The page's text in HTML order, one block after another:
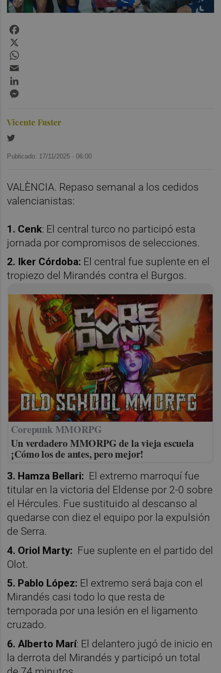
Vicente Fuster
Publicado: 17/11/2025 ·06:00
VALÈNCIA. Repaso semanal a los cedidos
valencianistas:
1. Cenk: El central turco no participó esta
jornada por compromisos de selecciones.
2. Iker Córdoba: El central fue suplente en el
tropiezo del Mirandés contra el Burgos.
Corepunk MMORPG
Un verdadero MMORPG de la vieja escuela
¡Cómo los de antes, pero mejor!
3. Hamza Bellari: El extremo marroquí fue
titular en la victoria del Eldense por 2-0 sobre
el Hércules. Fue sustituido al descanso al
quedarse con diez el equipo por la expulsión
de Serra.
4. Oriol Marty: Fue suplente en el partido del
Olot.
5. Pablo López: El extremo será baja con el
Mirandés casi todo lo que resta de
temporada por una lesión en el ligamento
cruzado.
6. Alberto Marí: El delantero jugó de inicio en
la derrota del Mirandés y participó un total